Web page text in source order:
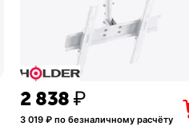
2 838₽
3 019 ₽ по безналичному расчёту